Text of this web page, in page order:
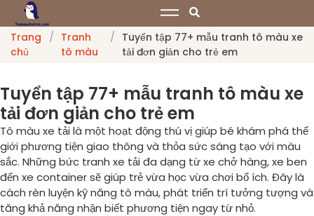
Trang
chủ
/ Tranh
tô màu
/ Tuyển tập 77+ mẫu tranh tô màu xe
tải đơn giản cho trẻ em
Tuyển tập 77+ mẫu tranh tô màu xe
tải đơn giản cho trẻ em
Tô màu xe tải là một hoạt động thú vị giúp bé khám phá thế
giới phương tiện giao thông và thỏa sức sáng tạo với màu
sắc. Những bức tranh xe tải đa dạng từ xe chở hàng, xe ben
đến xe container sẽ giúp trẻ vừa học vừa chơi bổ ích. Đây là
cách rèn luyện kỹ năng tô màu, phát triển trí tưởng tượng và
tăng khả năng nhận biết phương tiện ngay từ nhỏ.